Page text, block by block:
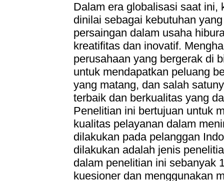
Dalam era globalisasi saat ini,
dinilai sebagai kebutuhan
persaingan dalam usaha
kreatifitas dan inovatif.
perusahaan yang bergerak di
untuk mendapatkan peluang
yang matang, dan salah
terbaik dan berkualitas yang
Penelitian ini bertujuan untuk
kualitas pelayanan dalam
dilakukan pada pelanggan
dilakukan adalah jenis
dalam penelitian ini sebanyak
kuesioner dan menggunakan